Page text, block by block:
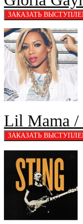
Lil Mama